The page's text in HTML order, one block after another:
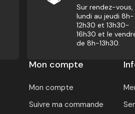
Sur rendez-vous,
lundi au jeudi 8h-
12h30 et 13h30-
16h30 et le
de 8h-13h30.
Mon compte
Mon compte
Suivre ma commande